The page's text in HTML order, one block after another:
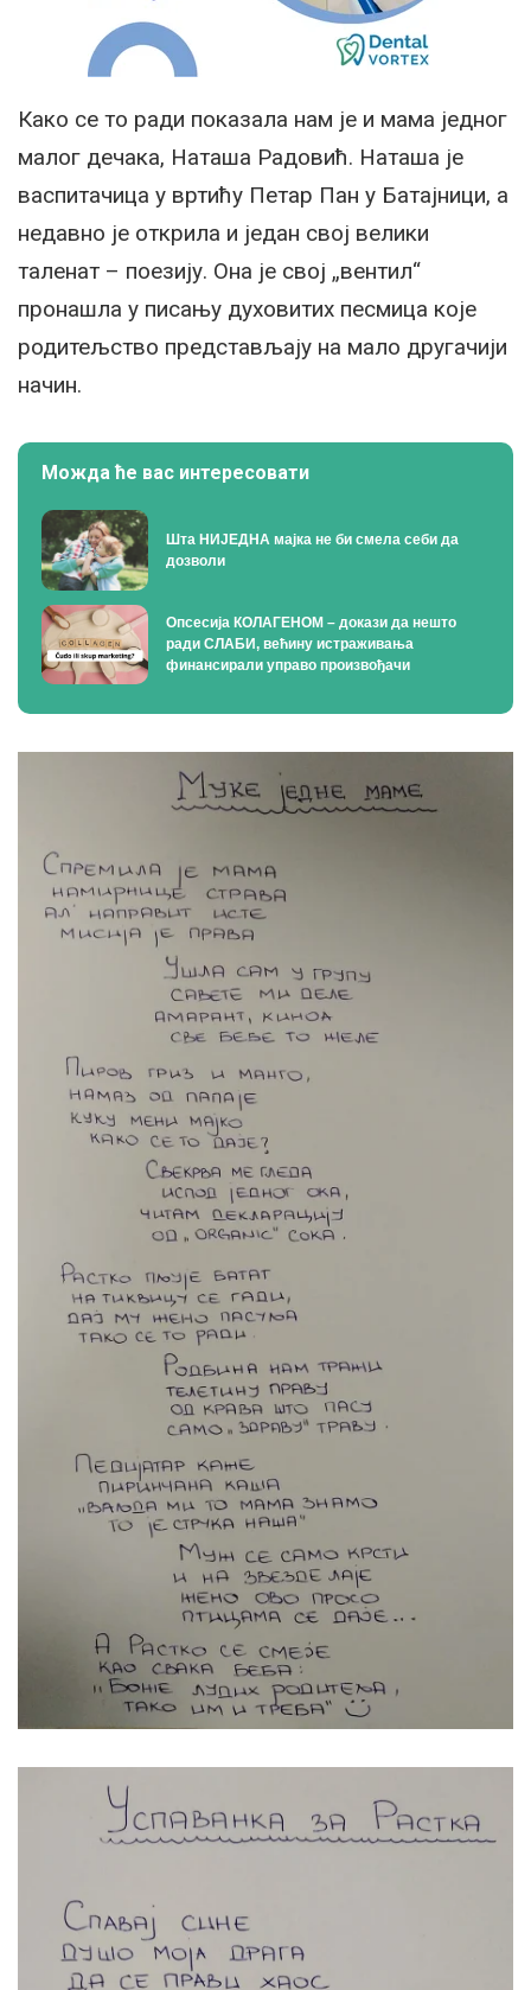
Како се то ради показала нам је и мама једног
малог дечака, Наташа Радовић. Наташа је
васпитачица у вртићу Петар Пан у Батајници, а
недавно је открила и један свој велики
таленат – поезију. Она је свој „вентил“
пронашла у писању духовитих песмица које
родитељство представљају на мало другачији
начин.
Можда ће вас интересовати
Шта НИЈЕДНА мајка не би смела себи да
дозволи
Опсесија КОЛАГЕНОМ – докази да нешто
ради СЛАБИ, већину истраживања
финансирали управо произвођачи